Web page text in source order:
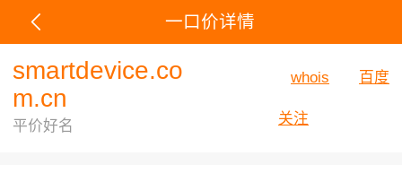
一口价详情
smartdevice.co
m.cn
平价好名
whois 百度
关注